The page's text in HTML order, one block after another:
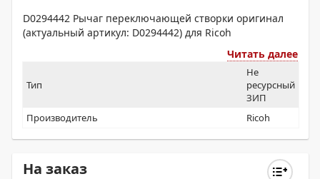
D0294442 Рычаг переключающей створки оригинал
(актуальный артикул: D0294442) для Ricoh
Читать далее
Тип
Не
ресурсный
ЗИП
Производитель
Ricoh
На заказ